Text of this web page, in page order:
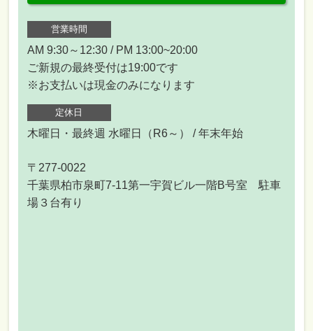
営業時間
AM 9:30～12:30 / PM 13:00~20:00
ご新規の最終受付は19:00です
※お支払いは現金のみになります
定休日
木曜日・最終週 水曜日（R6～） / 年末年始
〒277-0022
千葉県柏市泉町7-11第一宇賀ビル一階B号室 駐車
場３台有り